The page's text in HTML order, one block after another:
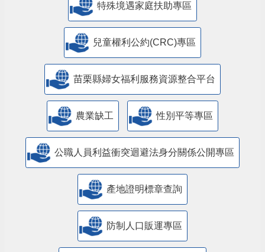
特殊境遇家庭扶助專區
兒童權利公約(CRC)專區
苗栗縣婦女福利服務資源整合平台
農業缺工 性別平等專區
公職人員利益衝突迴避法身分關係公開專區
產地證明標章查詢
防制人口販運專區